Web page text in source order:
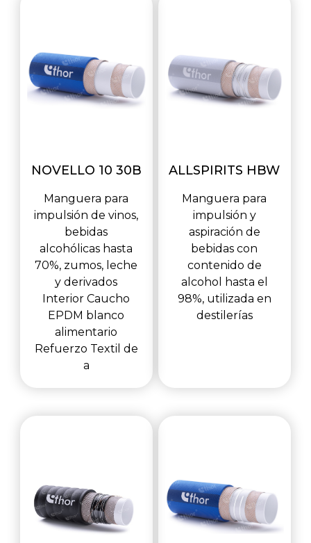
NOVELLO 10 30B
Manguera para
impulsión de vinos,
bebidas
alcohólicas hasta
70%, zumos, leche
y derivados
Interior Caucho
EPDM blanco
alimentario
Refuerzo Textil de
a
ALLSPIRITS HBW
Manguera para
impulsión y
aspiración de
bebidas con
contenido de
alcohol hasta el
98%, utilizada en
destilerías